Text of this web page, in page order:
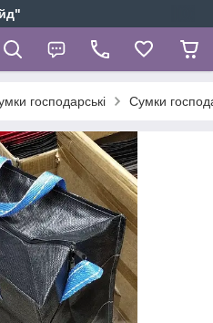
господарські Сумки